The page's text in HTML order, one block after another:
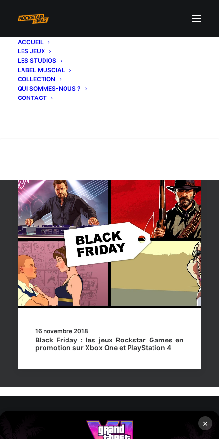
×
ACCUEIL
LES JEUX
LES STUDIOS
LABEL MUSCIAL
COLLECTION
QUI SOMMES-NOUS ?
CONTACT
16 novembre 2018
Black Friday : les jeux Rockstar Games en
promotion sur Xbox One et PlayStation 4
Rockstar Mag’, Copyright © 2013-2026 – Tous droits réservés –